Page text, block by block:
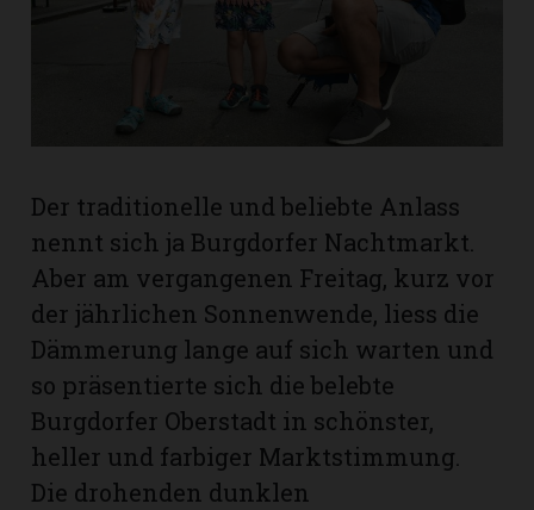
Der traditionelle und beliebte Anlass
nennt sich ja Burgdorfer Nachtmarkt.
Aber am vergangenen Freitag, kurz vor
der jährlichen Sonnenwende, liess die
Dämmerung lange auf sich warten und
so präsentierte sich die belebte
Burgdorfer Oberstadt in schönster,
heller und farbiger Marktstimmung.
Die drohenden dunklen